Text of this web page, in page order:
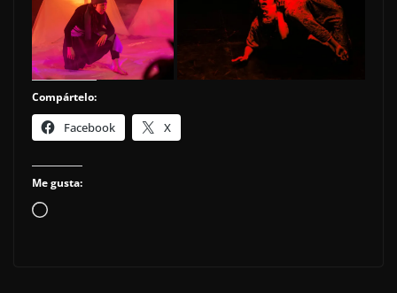
Compártelo:
Facebook X
Me gusta:
Cargando...